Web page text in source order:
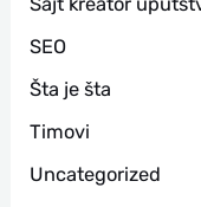
SEO
Šta je šta
Timovi
Uncategorized